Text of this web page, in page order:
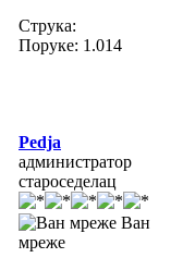
Струка:
Поруке: 1.014
Pedja
администратор
староседелац
Ван
мреже